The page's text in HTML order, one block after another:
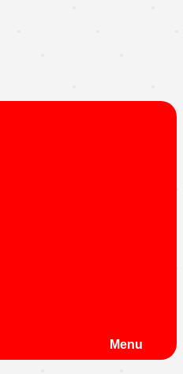
Menu